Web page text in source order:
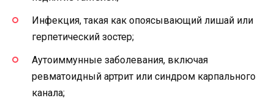
Инфекция, такая как опоясывающий лишай или
герпетический зостер;
Аутоиммунные заболевания, включая
ревматоидный артрит или синдром карпального
канала;